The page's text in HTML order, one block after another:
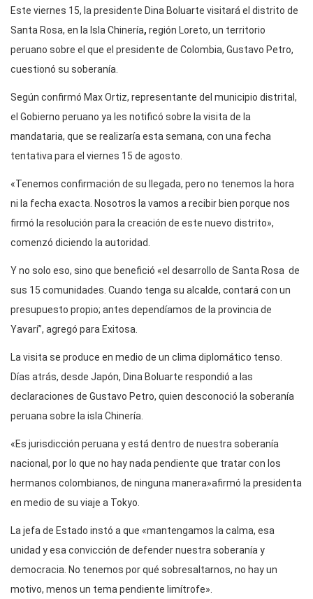
Este viernes 15, la presidente Dina Boluarte visitará el distrito de
Santa Rosa, en la Isla Chinería, región Loreto, un territorio
peruano sobre el que el presidente de Colombia, Gustavo Petro,
cuestionó su soberanía.
Según confirmó Max Ortiz, representante del municipio distrital,
el Gobierno peruano ya les notificó sobre la visita de la
mandataria, que se realizaría esta semana, con una fecha
tentativa para el viernes 15 de agosto.
«Tenemos confirmación de su llegada, pero no tenemos la hora
ni la fecha exacta. Nosotros la vamos a recibir bien porque nos
firmó la resolución para la creación de este nuevo distrito»,
comenzó diciendo la autoridad.
Y no solo eso, sino que benefició «el desarrollo de Santa Rosa de
sus 15 comunidades. Cuando tenga su alcalde, contará con un
presupuesto propio; antes dependíamos de la provincia de
Yavarí”, agregó para Exitosa.
La visita se produce en medio de un clima diplomático tenso.
Días atrás, desde Japón, Dina Boluarte respondió a las
declaraciones de Gustavo Petro, quien desconoció la soberanía
peruana sobre la isla Chinería.
«Es jurisdicción peruana y está dentro de nuestra soberanía
nacional, por lo que no hay nada pendiente que tratar con los
hermanos colombianos, de ninguna manera»afirmó la presidenta
en medio de su viaje a Tokyo.
La jefa de Estado instó a que «mantengamos la calma, esa
unidad y esa convicción de defender nuestra soberanía y
democracia. No tenemos por qué sobresaltarnos, no hay un
motivo, menos un tema pendiente limítrofe».